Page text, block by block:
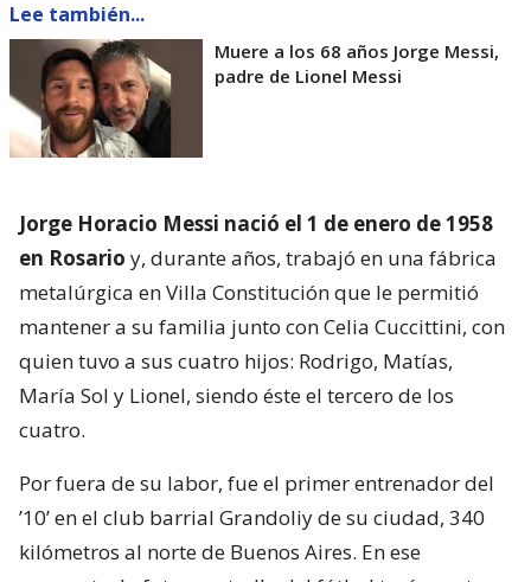
Lee también...
Muere a los 68 años Jorge Messi,
padre de Lionel Messi
Jorge Horacio Messi nació el 1 de enero de 1958
en Rosario y, durante años, trabajó en una fábrica
metalúrgica en Villa Constitución que le permitió
mantener a su familia junto con Celia Cuccittini, con
quien tuvo a sus cuatro hijos: Rodrigo, Matías,
María Sol y Lionel, siendo éste el tercero de los
cuatro.
Por fuera de su labor, fue el primer entrenador del
’10’ en el club barrial Grandoliy de su ciudad, 340
kilómetros al norte de Buenos Aires. En ese